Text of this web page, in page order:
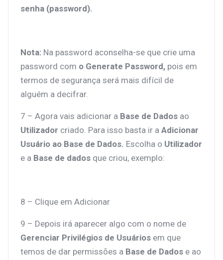
senha (password).
Nota: Na password aconselha-se que crie uma
password com o Generate Password, pois em
termos de segurança será mais difícil de
alguém a decifrar.
7 – Agora vais adicionar a Base de Dados ao
Utilizador criado. Para isso basta ir a Adicionar
Usuário ao Base de Dados. Escolha o Utilizador
e a Base de dados que criou, exemplo:
8 – Clique em Adicionar
9 – Depois irá aparecer algo com o nome de
Gerenciar Privilégios de Usuários em que
temos de dar permissões a Base de Dados e ao